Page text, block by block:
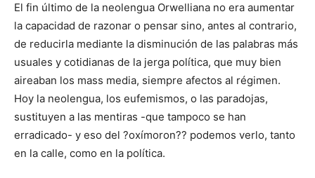
El fin último de la neolengua Orwelliana no era aumentar
la capacidad de razonar o pensar sino, antes al contrario,
de reducirla mediante la disminución de las palabras más
usuales y cotidianas de la jerga política, que muy bien
aireaban los mass media, siempre afectos al régimen.
Hoy la neolengua, los eufemismos, o las paradojas,
sustituyen a las mentiras -que tampoco se han
erradicado- y eso del ?oxímoron?? podemos verlo, tanto
en la calle, como en la política.